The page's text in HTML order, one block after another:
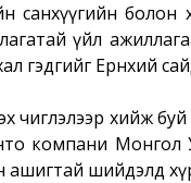
санхүүгийн
үйл
гэдгийг Ерөнхий
чиглэлээр хийж
компани
шийдэлд